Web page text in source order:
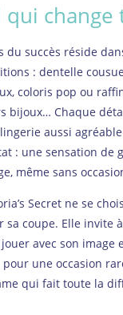
qui change
du succès réside
: dentelle
coloris pop ou
bijoux… Chaque
aussi agréable
: une sensation de
même sans
Secret ne se
sa coupe. Elle invite
avec son image
une occasion
qui fait toute la